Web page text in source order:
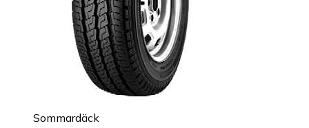
Sommardäck